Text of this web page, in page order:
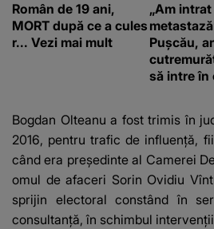
Român de 19 ani,
MORT după ce a cules
r... Vezi mai mult
„Am intrat
Pușcău,
să intre în
fanilor
Bogdan Olteanu a fost trimis în
2016, pentru trafic de influenţă,
când era preşedinte al Camerei
omul de afaceri Sorin Ovidiu
sprijin electoral constând în
consultanţă, în schimbul